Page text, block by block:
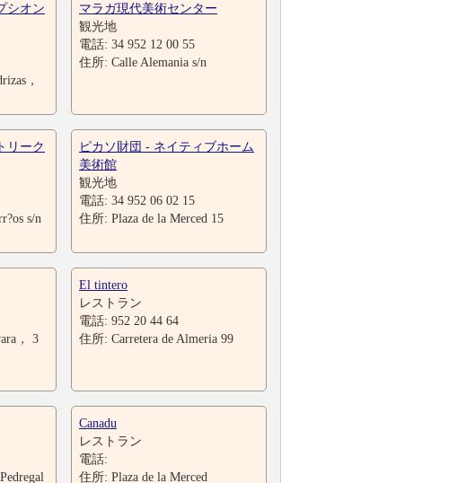
シオン
，
マラガ現代美術センター
観光地
電話: 34 952 12 00 55
住所: Calle Alemania s/n
リーク
s/n
ピカソ財団 - ネイティブホーム
美術館
観光地
電話: 34 952 06 02 15
住所: Plaza de la Merced 15
， 3
El tintero
レストラン
電話: 952 20 44 64
住所: Carretera de Almeria 99
Canadu
レストラン
電話:
住所: Plaza de la Merced